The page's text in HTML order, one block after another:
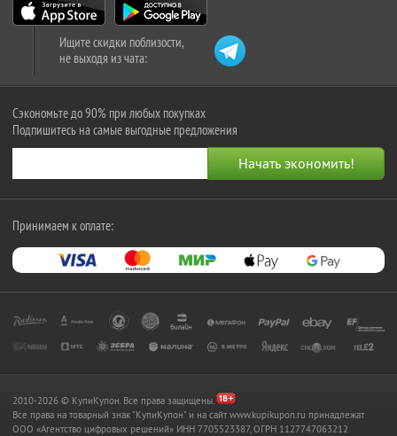
Ищите скидки поблизости,
не выходя из чата:
Сэкономьте до 90% при любых покупках
Подпишитесь на самые выгодные предложения
Принимаем к оплате:
2010-2026 © КупиКупон. Все права защищены.
Все права на товарный знак "КупиКупон" и на сайт www.kupikupon.ru принадлежат
OOO «Агентство цифровых решений» ИНН 7705523387, ОГРН 1127747063212